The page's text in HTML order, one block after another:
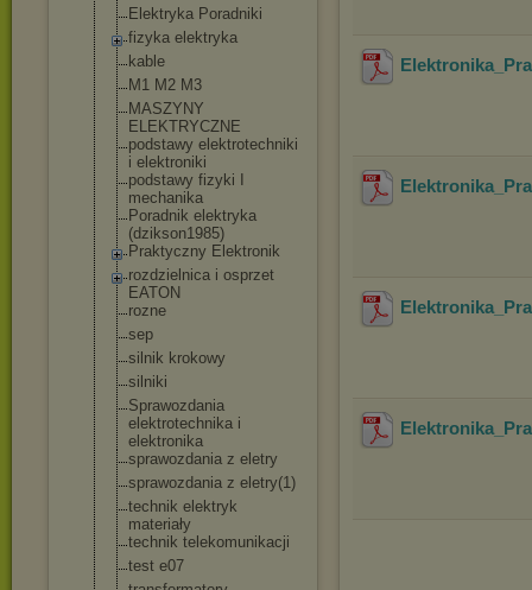
Elektryka Poradniki
fizyka elektryka
kable
M1 M2 M3
MASZYNY
ELEKTRYCZNE
podstawy elektrotechniki
i elektroniki
podstawy fizyki I
mechanika
Poradnik elektryka
(dzikson1985)
Praktyczny Elektronik
rozdzielnica i osprzet
EATON
rozne
sep
silnik krokowy
silniki
Sprawozdania
elektrotechnika i
elektronika
sprawozdania z eletry
sprawozdania z eletry(1)
technik elektryk
materiały
technik telekomunikacji
test e07